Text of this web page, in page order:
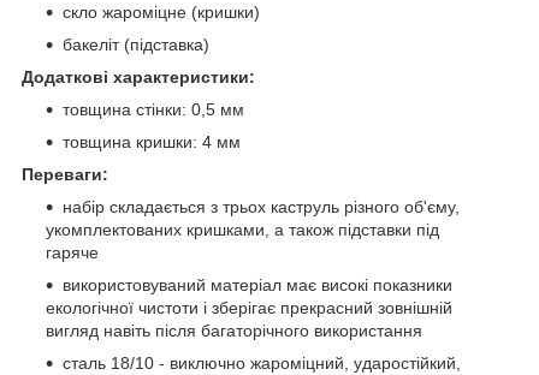
скло жароміцне (кришки)
бакеліт (підставка)
Додаткові характеристики:
товщина стінки: 0,5 мм
товщина кришки: 4 мм
Переваги:
набір складається з трьох каструль різного об'єму,
укомплектованих кришками, а також підставки під
гаряче
використовуваний матеріал має високі показники
екологічної чистоти і зберігає прекрасний зовнішній
вигляд навіть після багаторічного використання
сталь 18/10 - виключно жароміцний, ударостійкий,